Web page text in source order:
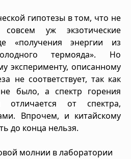
гипотезы в том, что не
уж экзотические
«получения энергии из
термояда». Но
эксперименту, описанному
не соответствует, так как
было, а спектр горения
отличается от спектра,
Впрочем, и китайскому
до конца нельзя.
молнии в лаборатории